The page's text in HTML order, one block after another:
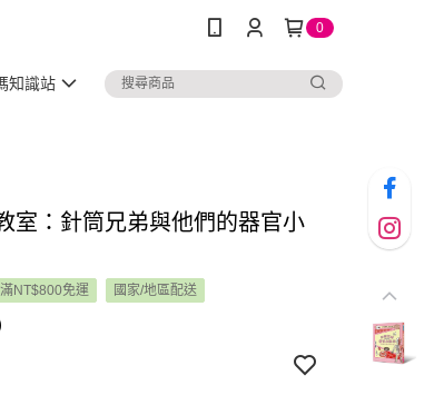
0
知識站
室：針筒兄弟與他們的器官小
NT$800免運 國家/地區配送